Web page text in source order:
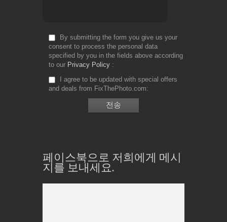
By submitting the form you give us your
consent to process the personal data
specified by you in the fields above according
to our Privacy Policy
I agree to be updated with special offers
and deals from FixThePhoto.com
페이스북으로 저희에게 메시
지를 보내세요.